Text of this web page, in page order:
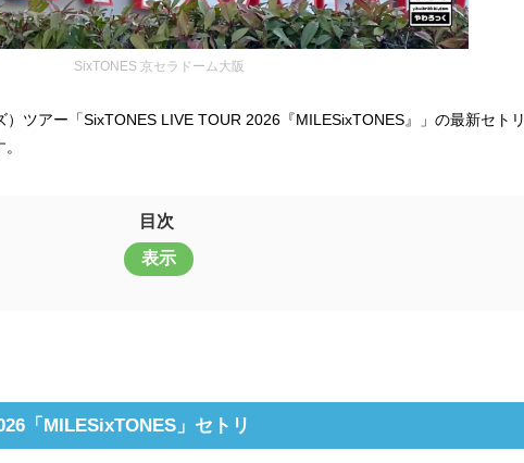
SixTONES 京セラドーム大阪
ツアー「SixTONES LIVE TOUR 2026『MILESixTONES』」の最新セトリ
目次
表示
「MILESixTONES」セトリ